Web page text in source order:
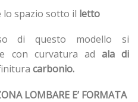
lo spazio sotto il letto
di questo modello si
con curvatura ad ala di
carbonio.
LOMBARE E’ FORMATA